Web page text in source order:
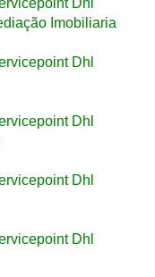
Dhl
Imobiliaria
Dhl
Dhl
Dhl
Dhl